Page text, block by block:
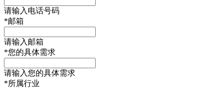
请输入电话号码
*邮箱
请输入邮箱
*您的具体需求
请输入您的具体需求
*所属行业